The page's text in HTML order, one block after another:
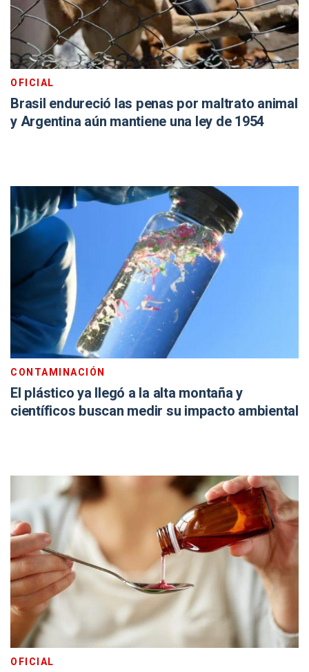
OFICIAL
Brasil endureció las penas por maltrato animal
y Argentina aún mantiene una ley de 1954
CONTAMINACIÓN
El plástico ya llegó a la alta montaña y
científicos buscan medir su impacto ambiental
OFICIAL